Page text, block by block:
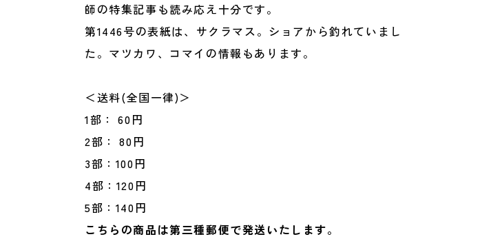
師の特集記事も読み応え十分です。
第1446号の表紙は、サクラマス。ショアから釣れていまし
た。マツカワ、コマイの情報もあります。
＜送料(全国一律)＞
1部： 60円
2部： 80円
3部：100円
4部：120円
5部：140円
こちらの商品は第三種郵便で発送いたします。